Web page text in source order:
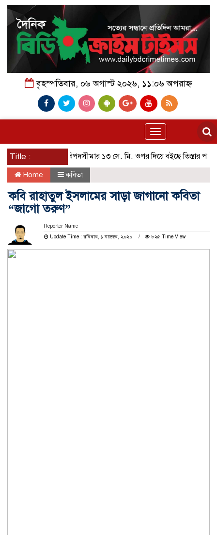
বৃহস্পতিবার, ০৬ অগাস্ট ২০২৬, ১১:০৬ অপরাহ্ন
Toggle
navigation
Title : বিপদসীমার ১৩ সে. মি. ওপর দিয়ে বইছে তিস্তার পানি
Home কবিতা
কবি রাহাতুল ইসলামের সাড়া জাগানো কবিতা
“জাগো তরুণ”
Reporter Name
Update Time : রবিবার, ১ নভেম্বর, ২০২০
৮২৫ Time View